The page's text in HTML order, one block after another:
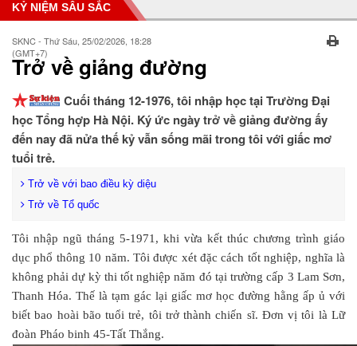
KỶ NIỆM SÂU SẮC
SKNC - Thứ Sáu, 25/02/2026, 18:28
(GMT+7)
Trở về giảng đường
Cuối tháng 12-1976, tôi nhập học tại Trường Đại
học Tổng hợp Hà Nội. Ký ức ngày trở về giảng đường ấy
đến nay đã nửa thế kỷ vẫn sống mãi trong tôi với giấc mơ
tuổi trẻ.
Trở về với bao điều kỳ diệu
Trở về Tổ quốc
Tôi nhập ngũ tháng 5-1971, khi vừa kết thúc chương trình giáo
dục phổ thông 10 năm. Tôi được xét đặc cách tốt nghiệp, nghĩa là
không phải dự kỳ thi tốt nghiệp năm đó tại trường cấp 3 Lam Sơn,
Thanh Hóa. Thế là tạm gác lại giấc mơ học đường hằng ấp ủ với
biết bao hoài bão tuổi trẻ, tôi trở thành chiến sĩ. Đơn vị tôi là Lữ
đoàn Pháo binh 45-Tất Thắng.